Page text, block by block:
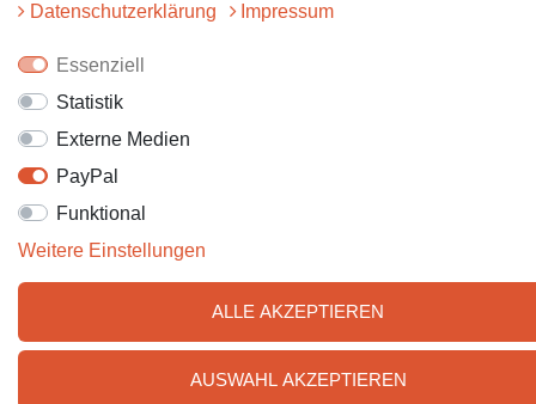
Daten­schutz­erklärung
Impressum
Essenziell
Statistik
Externe Medien
PayPal
Funktional
Weitere Einstellungen
ALLE AKZEPTIEREN
AUSWAHL AKZEPTIEREN